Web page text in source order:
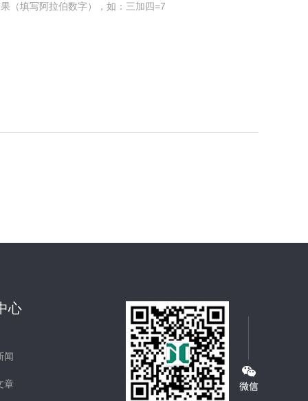
（填写阿拉伯数字），如：三加四=7
心
闻
章